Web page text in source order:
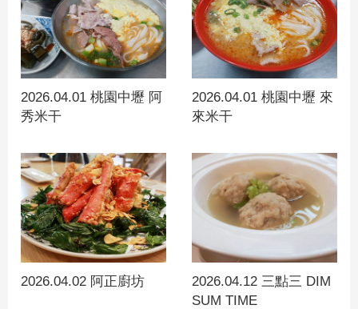
2026.04.01 桃園中壢 阿
秀米干
2026.04.01 桃園中壢 來
來米干
2026.04.02 阿正廚坊
2026.04.12 三點三 DIM
SUM TIME